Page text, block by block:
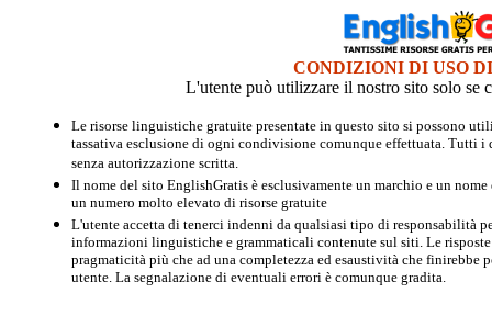
CONDIZIONI DI USO
L'utente può utilizzare il nostro sito solo se
Le risorse linguistiche gratuite presentate in questo sito si possono
tassativa esclusione di ogni condivisione comunque effettuata. Tutti
senza autorizzazione scritta.
Il nome del sito EnglishGratis è esclusivamente un marchio e un
un numero molto elevato di risorse gratuite
L'utente accetta di tenerci indenni da qualsiasi tipo di responsabilità
informazioni linguistiche e grammaticali contenute sul siti. Le
pragmaticità più che ad una completezza ed esaustività che finirebbe
utente. La segnalazione di eventuali errori è comunque gradita.